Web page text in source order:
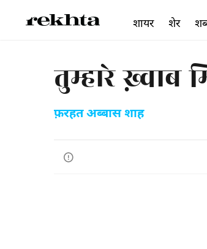
तुम्हारे ख़्वाब
फ़रहत अब्बास शाह
शायर शेर